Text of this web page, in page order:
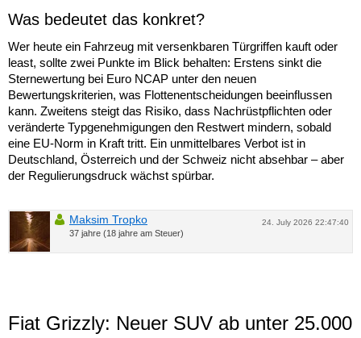
Was bedeutet das konkret?
Wer heute ein Fahrzeug mit versenkbaren Türgriffen kauft oder
least, sollte zwei Punkte im Blick behalten: Erstens sinkt die
Sternewertung bei Euro NCAP unter den neuen
Bewertungskriterien, was Flottenentscheidungen beeinflussen
kann. Zweitens steigt das Risiko, dass Nachrüstpflichten oder
veränderte Typgenehmigungen den Restwert mindern, sobald
eine EU-Norm in Kraft tritt. Ein unmittelbares Verbot ist in
Deutschland, Österreich und der Schweiz nicht absehbar – aber
der Regulierungsdruck wächst spürbar.
24. July 2026 22:47:40
Maksim Tropko
37 jahre (18 jahre am Steuer)
Fiat Grizzly: Neuer SUV ab unter 25.000